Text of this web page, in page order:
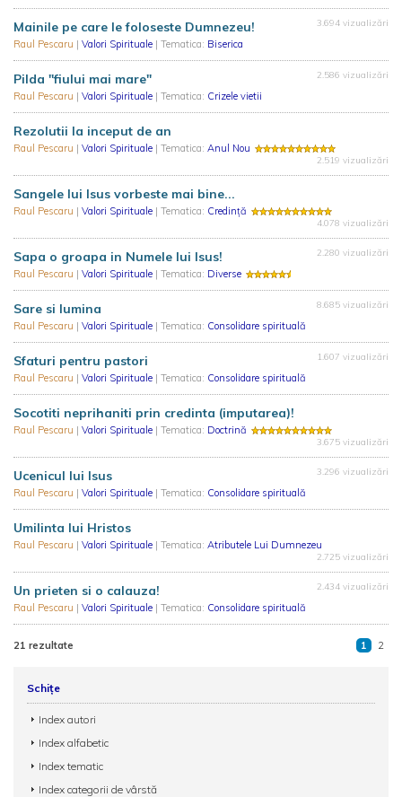
Mainile pe care le foloseste Dumnezeu!
Raul Pescaru | Valori Spirituale | Tematica: Biserica
3.694 vizualizări
Pilda "fiului mai mare"
Raul Pescaru | Valori Spirituale | Tematica: Crizele vietii
2.586 vizualizări
Rezolutii la inceput de an
Raul Pescaru | Valori Spirituale | Tematica: Anul Nou
2.519 vizualizări
Sangele lui Isus vorbeste mai bine...
Raul Pescaru | Valori Spirituale | Tematica: Credință
4.078 vizualizări
Sapa o groapa in Numele lui Isus!
Raul Pescaru | Valori Spirituale | Tematica: Diverse
2.280 vizualizări
Sare si lumina
Raul Pescaru | Valori Spirituale | Tematica: Consolidare spirituală
8.685 vizualizări
Sfaturi pentru pastori
Raul Pescaru | Valori Spirituale | Tematica: Consolidare spirituală
1.607 vizualizări
Socotiti neprihaniti prin credinta (imputarea)!
Raul Pescaru | Valori Spirituale | Tematica: Doctrină
3.675 vizualizări
Ucenicul lui Isus
Raul Pescaru | Valori Spirituale | Tematica: Consolidare spirituală
3.296 vizualizări
Umilinta lui Hristos
Raul Pescaru | Valori Spirituale | Tematica: Atributele Lui Dumnezeu
2.725 vizualizări
Un prieten si o calauza!
Raul Pescaru | Valori Spirituale | Tematica: Consolidare spirituală
2.434 vizualizări
21 rezultate 1 2
Schițe
Index autori
Index alfabetic
Index tematic
Index categorii de vârstă